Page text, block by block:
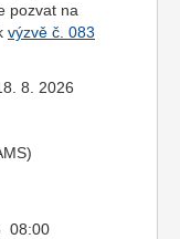
pozvat na
výzvě č. 083
8. 2026
08:00